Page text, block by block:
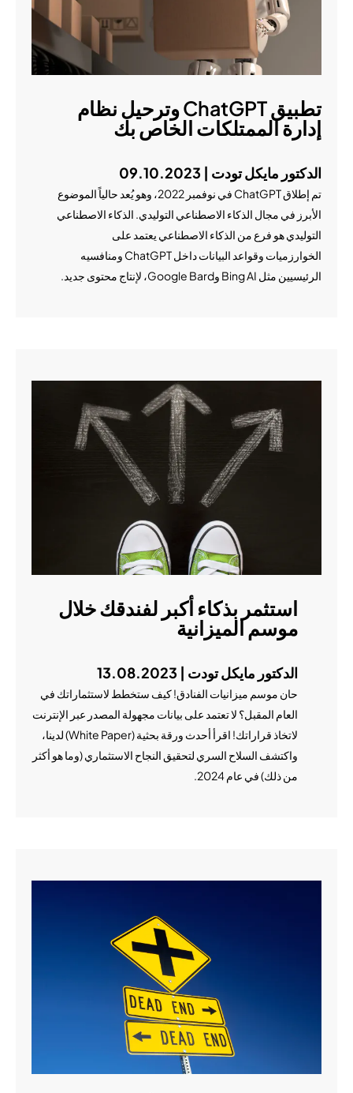
تطبيق ChatGPT وترحيل نظام
إدارة الممتلكات الخاص بك
الدكتور مايكل تودت | 09.10.2023
تم إطلاق ChatGPT في نوفمبر 2022، وهو يُعد حالياً الموضوع
الأبرز في مجال الذكاء الاصطناعي التوليدي. الذكاء الاصطناعي
التوليدي هو فرع من الذكاء الاصطناعي يعتمد على
الخوارزميات وقواعد البيانات داخل ChatGPT ومنافسيه
الرئيسيين مثل Bing AI وGoogle Bard، لإنتاج محتوى جديد.
استثمر بذكاء أكبر لفندقك خلال
موسم الميزانية
الدكتور مايكل تودت | 13.08.2023
حان موسم ميزانيات الفنادق! كيف ستخطط لاستثماراتك في
العام المقبل؟ لا تعتمد على بيانات مجهولة المصدر عبر الإنترنت
لاتخاذ قراراتك! اقرأ أحدث ورقة بحثية (White Paper) لدينا،
واكتشف السلاح السري لتحقيق النجاح الاستثماري (وما هو أكثر
من ذلك) في عام 2024.